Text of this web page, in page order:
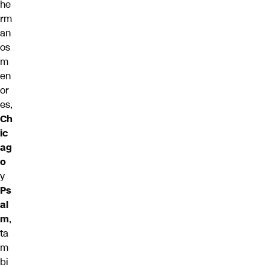
he
rm
an
os
m
en
or
es,
Ch
ic
ag
o
y
Ps
al
m,
ta
m
bi